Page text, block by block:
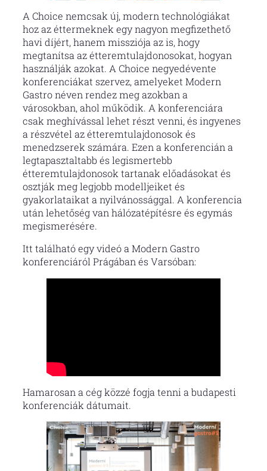
A Choice nemcsak új, modern technológiákat
hoz az éttermeknek egy nagyon megfizethető
havi díjért, hanem missziója az is, hogy
megtanítsa az étteremtulajdonosokat, hogyan
használják azokat. A Choice negyedévente
konferenciákat szervez, amelyeket Modern
Gastro néven rendez meg azokban a
városokban, ahol működik. A konferenciára
csak meghívással lehet részt venni, és ingyenes
a részvétel az étteremtulajdonosok és
menedzserek számára. Ezen a konferencián a
legtapasztaltabb és legismertebb
étteremtulajdonosok tartanak előadásokat és
osztják meg legjobb modelljeiket és
gyakorlataikat a nyilvánossággal. A konferencia
után lehetőség van hálózatépítésre és egymás
megismerésére.
Itt található egy videó a Modern Gastro
konferenciáról Prágában és Varsóban:
Hamarosan a cég közzé fogja tenni a budapesti
konferenciák dátumait.